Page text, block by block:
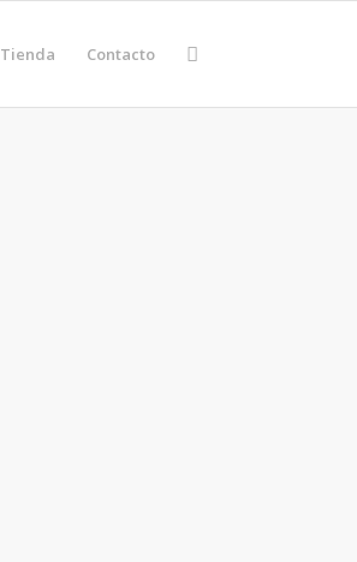
Tienda Contacto